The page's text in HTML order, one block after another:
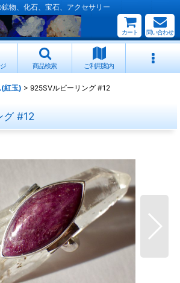
物、化石、宝石、アクセサリー
カート 問い合わせ
商品検索 ご利用案内
紅玉) > 925SVルビーリング #12
グ #12